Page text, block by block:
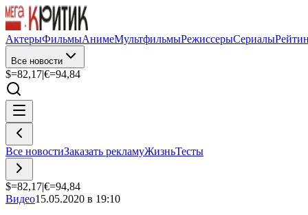
АктерыФильмыАнимеМультфильмыРежиссерыСериалы
Все новости
$=82,17|€=94,84
Все новостиЗаказать рекламуЖизньТесты
$=82,17|€=94,84
Видео15.05.2020 в 19:10